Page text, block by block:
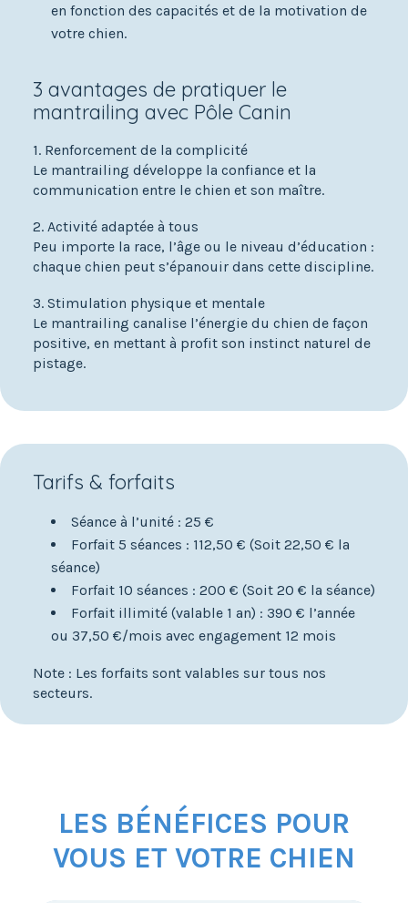
en fonction des capacités et de la motivation de
votre chien.
3 avantages de pratiquer le
mantrailing avec Pôle Canin
1. Renforcement de la complicité
Le mantrailing développe la confiance et la
communication entre le chien et son maître.
2. Activité adaptée à tous
Peu importe la race, l’âge ou le niveau d’éducation :
chaque chien peut s’épanouir dans cette discipline.
3. Stimulation physique et mentale
Le mantrailing canalise l’énergie du chien de façon
positive, en mettant à profit son instinct naturel de
pistage.
Tarifs & forfaits
Séance à l’unité : 25 €
Forfait 5 séances : 112,50 € (Soit 22,50 € la
séance)
Forfait 10 séances : 200 € (Soit 20 € la séance)
Forfait illimité (valable 1 an) : 390 € l’année
ou 37,50 €/mois avec engagement 12 mois
Note : Les forfaits sont valables sur tous nos
secteurs.
LES BÉNÉFICES POUR
VOUS ET VOTRE CHIEN